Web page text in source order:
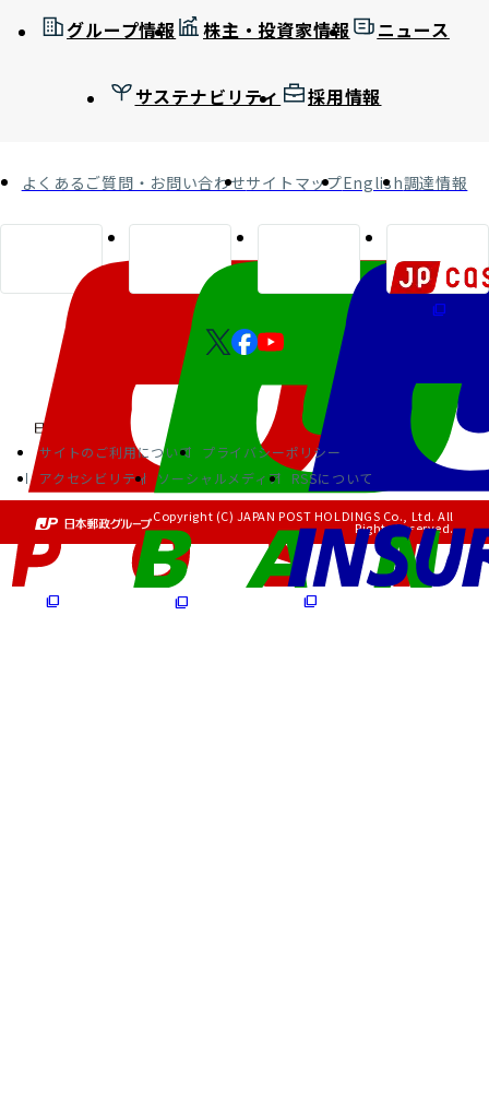
グループ情報 株主・投資家情報 ニュース
サステナビリティ 採用情報
よくあるご質問・お問い合わせサイトマップEnglish調達情報
サイトのご利用について
プライバシーポリシー
アクセシビリティ
ソーシャルメディア RSSについて
Copyright (C) JAPAN POST HOLDINGS Co., Ltd. All
Rights Reserved.